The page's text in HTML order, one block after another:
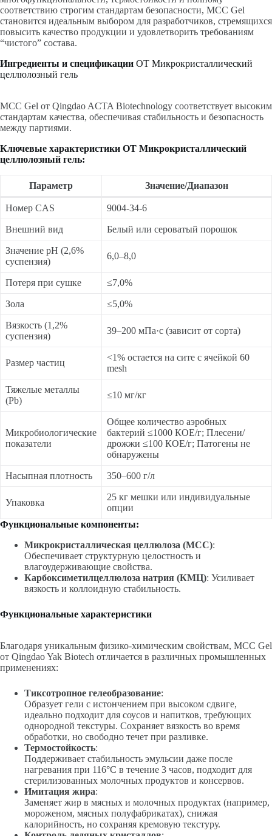
соответствию строгим стандартам безопасности, MCC Gel
становится идеальным выбором для разработчиков, стремящихся
повысить качество продукции и удовлетворить требованиям
“чистого” состава.
Ингредиенты и спецификации OT Микрокристаллический
целлюлозный гель
MCC Gel от Qingdao ACTA Biotechnology соответствует высоким
стандартам качества, обеспечивая стабильность и безопасность
между партиями.
Ключевые характеристики OT Микрокристаллический
целлюлозный гель:
Параметр Значение/Диапазон
Номер CAS 9004-34-6
Внешний вид Белый или сероватый порошок
Значение pH (2,6%
суспензия)
6,0–8,0
Потеря при сушке ≤7,0%
Зола ≤5,0%
Вязкость (1,2%
суспензия)
39–200 мПа·с (зависит от сорта)
Размер частиц
<1% остается на сите с ячейкой 60
mesh
Тяжелые металлы
(Pb)
≤10 мг/кг
Микробиологические
показатели
Общее количество аэробных
бактерий ≤1000 КОЕ/г; Плесени/
дрожжи ≤100 КОЕ/г; Патогены не
обнаружены
Насыпная плотность 350–600 г/л
Упаковка
25 кг мешки или индивидуальные
опции
Функциональные компоненты:
Микрокристаллическая целлюлоза (MCC):
Обеспечивает структурную целостность и
влагоудерживающие свойства.
Карбоксиметилцеллюлоза натрия (КМЦ): Усиливает
вязкость и коллоидную стабильность.
Функциональные характеристики
Благодаря уникальным физико-химическим свойствам, MCC Gel
от Qingdao Yak Biotech отличается в различных промышленных
применениях:
Тиксотропное гелеобразование:
Образует гели с истончением при высоком сдвиге,
идеально подходит для соусов и напитков, требующих
однородной текстуры. Сохраняет вязкость во время
обработки, но свободно течет при разливке.
Термостойкость:
Поддерживает стабильность эмульсии даже после
нагревания при 116°C в течение 3 часов, подходит для
стерилизованных молочных продуктов и консервов.
Имитация жира:
Заменяет жир в мясных и молочных продуктах (например,
мороженом, мясных полуфабрикатах), снижая
калорийность, но сохраняя кремовую текстуру.